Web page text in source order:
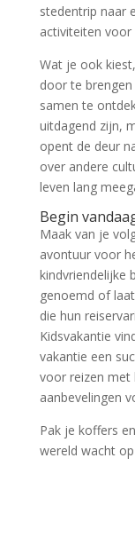
stedentrip naar
activiteiten voor
Wat je ook
door te
samen te
uitdagend zijn,
opent de deur
over andere
leven lang
Begin
Maak van je
avontuur voor
kindvriendelijke
genoemd of
die hun
Kidsvakantie
vakantie een
voor reizen met
aanbevelingen
Pak je koffers
wereld wacht